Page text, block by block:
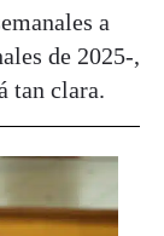
a
de 2025-,
tan clara.